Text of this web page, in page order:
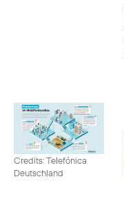
Credits: Telefónica
Deutschland